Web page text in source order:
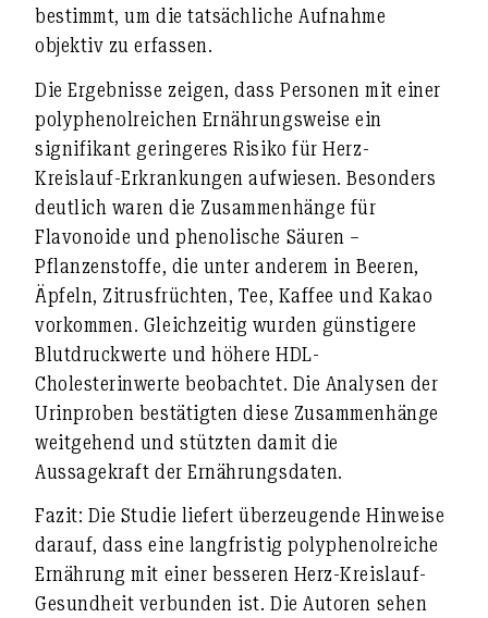
bestimmt, um die tatsächliche Aufnahme
objektiv zu erfassen.
Die Ergebnisse zeigen, dass Personen mit einer
polyphenolreichen Ernährungsweise ein
signifikant geringeres Risiko für Herz-
Kreislauf-Erkrankungen aufwiesen. Besonders
deutlich waren die Zusammenhänge für
Flavonoide und phenolische Säuren –
Pflanzenstoffe, die unter anderem in Beeren,
Äpfeln, Zitrusfrüchten, Tee, Kaffee und Kakao
vorkommen. Gleichzeitig wurden günstigere
Blutdruckwerte und höhere HDL-
Cholesterinwerte beobachtet. Die Analysen der
Urinproben bestätigten diese Zusammenhänge
weitgehend und stützten damit die
Aussagekraft der Ernährungsdaten.
Fazit: Die Studie liefert überzeugende Hinweise
darauf, dass eine langfristig polyphenolreiche
Ernährung mit einer besseren Herz-Kreislauf-
Gesundheit verbunden ist. Die Autoren sehen